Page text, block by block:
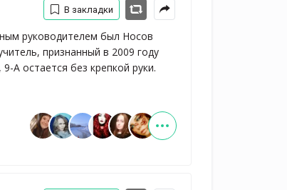
руководителем был Носов
признанный в 2009 году
А остается без крепкой руки.
В закладки